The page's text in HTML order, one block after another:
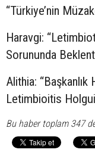
“Türkiye’nin
Haravgi:
Sorununda
Alithia: “Başkanlık
Letimbioitis
Bu haber toplam 347